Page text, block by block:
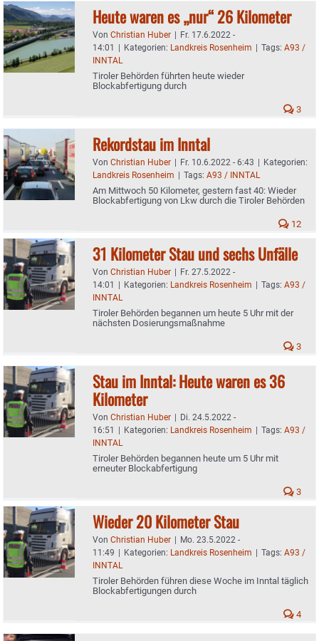
Heute waren es „nur“ 26 Kilometer
Von Christian Huber | Fr. 17.6.2022 -
14:01 | Kategorien: Landkreis Rosenheim | Tags: A93 /
INNTAL
Tiroler Behörden führten heute wieder
Blockabfertigung durch
3
Rekordstau im Inntal
Von Christian Huber | Fr. 10.6.2022 - 6:43 | Kategorien:
Landkreis Rosenheim | Tags: A93 / INNTAL
Am Mittwoch 50 Kilometer, gestern fast 40: Wieder
Blockabfertigung von Lkw durch die Tiroler Behörden
12
31 Kilometer Stau und sechs Unfälle
Von Christian Huber | Fr. 27.5.2022 -
14:01 | Kategorien: Landkreis Rosenheim | Tags: A93 /
INNTAL
Tiroler Behörden begannen um heute 5 Uhr mit der
nächsten Dosierungsmaßnahme
3
Stau im Inntal: Heute waren es 36
Kilometer
Von Christian Huber | Di. 24.5.2022 -
16:51 | Kategorien: Landkreis Rosenheim | Tags: A93 /
INNTAL
Tiroler Behörden begannen heute um 5 Uhr mit
erneuter Blockabfertigung
3
Wieder 20 Kilometer Stau
Von Christian Huber | Mo. 23.5.2022 -
11:49 | Kategorien: Landkreis Rosenheim | Tags: A93 /
INNTAL
Tiroler Behörden führen diese Woche im Inntal täglich
Blockabfertigungen durch
4